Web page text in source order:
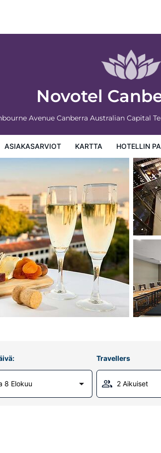
Novotel
Avenue Canberra Australian Capital
ASIAKASARVIOT KARTTA HOTELLIN
8 Elokuu
Travellers
2 Aikuiset